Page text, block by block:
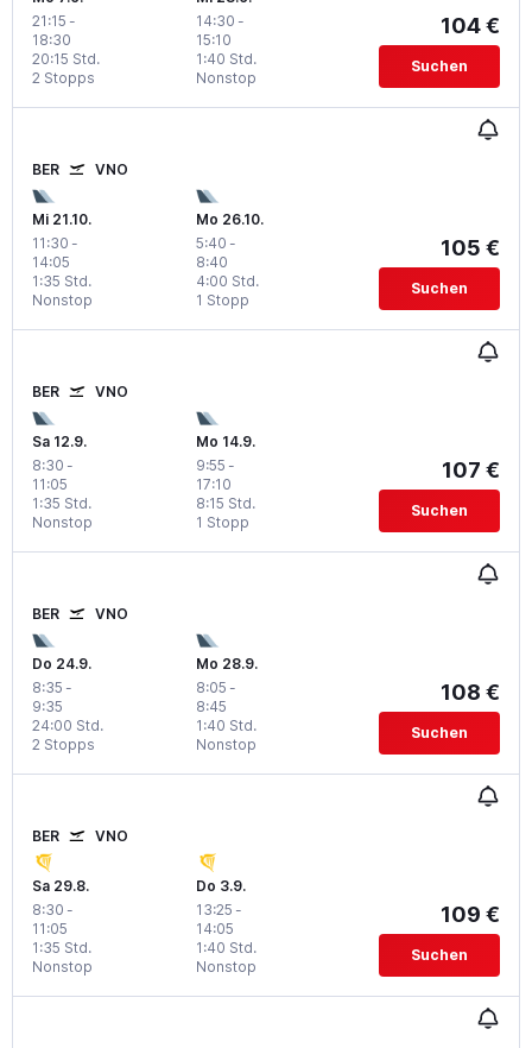
21:15 -
18:30
2 Stopps
20:15 Std.
14:30 -
15:10
Nonstop
1:40 Std.
104 €
Suchen
BER VNO
Mi 21.10.
11:30 -
14:05
Nonstop
1:35 Std.
Mo 26.10.
5:40 -
8:40
1 Stopp
4:00 Std.
105 €
Suchen
BER VNO
Sa 12.9.
8:30 -
11:05
Nonstop
1:35 Std.
Mo 14.9.
9:55 -
17:10
1 Stopp
8:15 Std.
107 €
Suchen
BER VNO
Do 24.9.
8:35 -
9:35
2 Stopps
24:00 Std.
Mo 28.9.
8:05 -
8:45
Nonstop
1:40 Std.
108 €
Suchen
BER VNO
Sa 29.8.
8:30 -
11:05
Nonstop
1:35 Std.
Do 3.9.
13:25 -
14:05
Nonstop
1:40 Std.
109 €
Suchen